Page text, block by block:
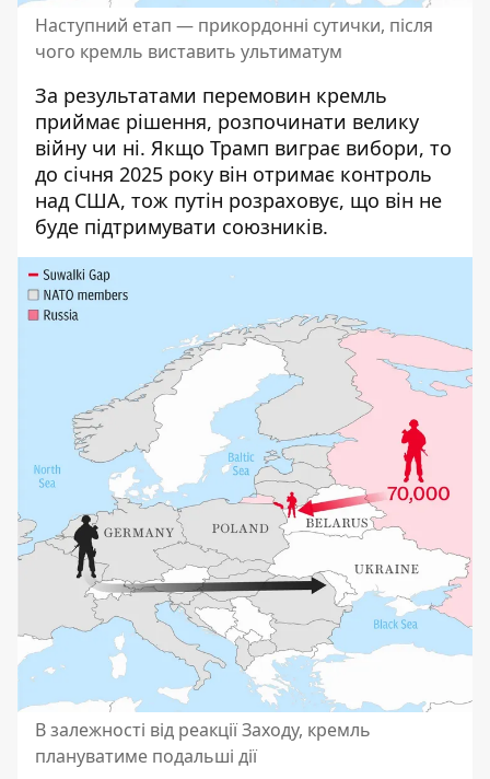
Наступний етап — прикордонні сутички, після
чого кремль виставить ультиматум
За результатами перемовин кремль
приймає рішення, розпочинати велику
війну чи ні. Якщо Трамп виграє вибори, то
до січня 2025 року він отримає контроль
над США, тож путін розраховує, що він не
буде підтримувати союзників.
В залежності від реакції Заходу, кремль
плануватиме подальші дії